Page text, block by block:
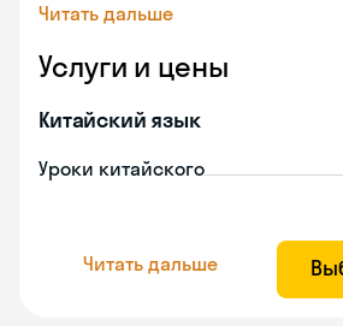
Читать дальше
Услуги и цены
Китайский язык
Уроки китайского
Читать дальше